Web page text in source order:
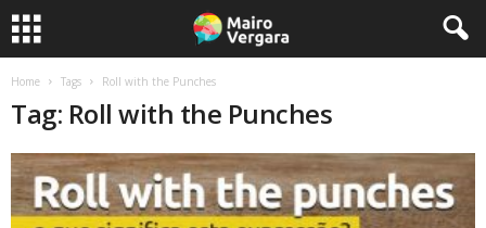
Home Tags Roll with the Punches
Tag: Roll with the Punches